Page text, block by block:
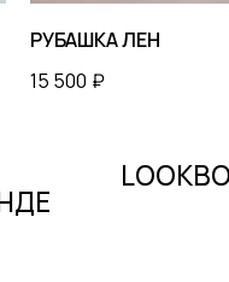
РУБАШКА ЛЕН
15 500 ₽